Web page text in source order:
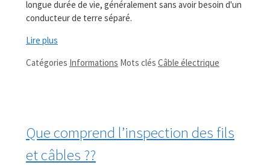
longue durée de vie, généralement sans avoir besoin d'un
conducteur de terre séparé.
Lire plus
Catégories Informations Mots clés Câble électrique
Que comprend l’inspection des fils
et câbles ??